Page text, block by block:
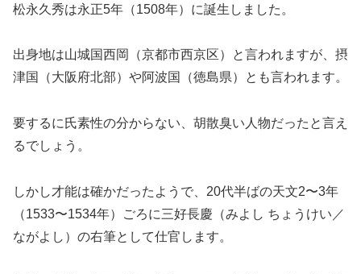
松永久秀は永正5年（1508年）に誕生しました。
出身地は山城国西岡（京都市西京区）と言われますが、摂
津国（大阪府北部）や阿波国（徳島県）とも言われます。
要するに氏素性の分からない、胡散臭い人物だったと言え
るでしょう。
しかし才能は確かだったようで、20代半ばの天文2〜3年
（1533〜1534年）ごろに三好長慶（みよし ちょうけい／
ながよし）の右筆として仕官します。